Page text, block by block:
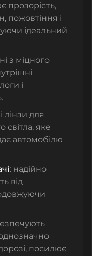
прозорість,
пожовтіння і
ідеальний
з міцного
і
лінзи для
світла, яке
автомобілю
: надійно
від
посилює